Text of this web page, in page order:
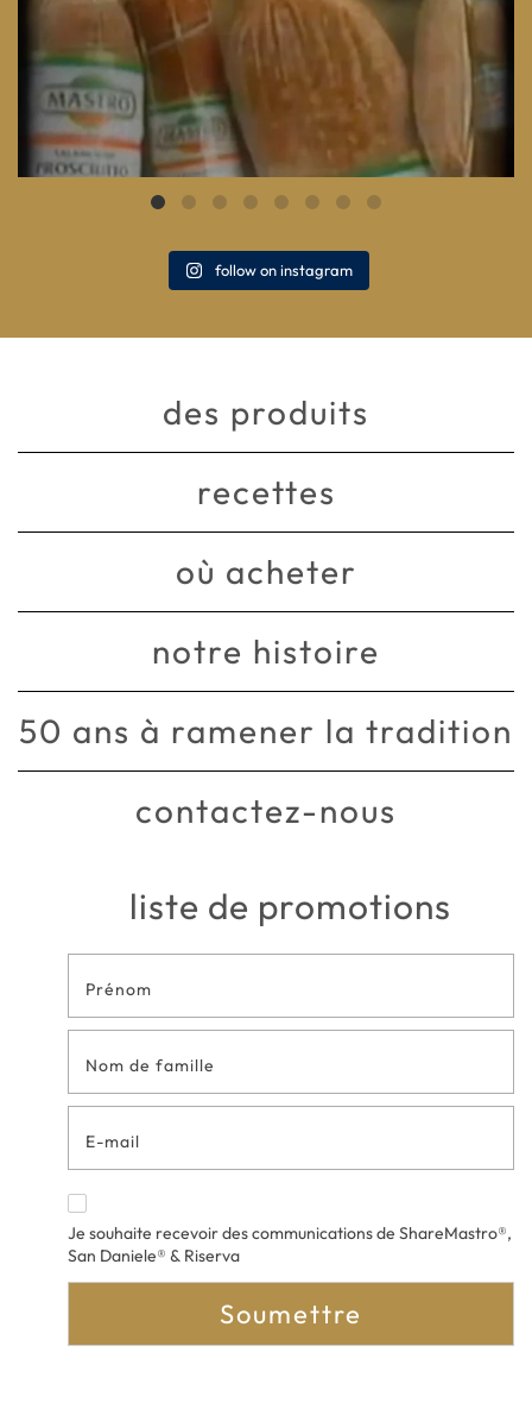
follow on instagram
des produits
recettes
où acheter
notre histoire
50 ans à ramener la tradition
contactez-nous
liste de promotions
Formulaire
de contact
en bas de
page
Je souhaite recevoir des communications de ShareMastro®,
San Daniele® & Riserva
Soumettre